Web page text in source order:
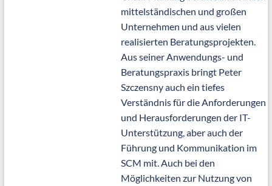
mittelständischen und großen
Unternehmen und aus vielen
realisierten Beratungsprojekten.
Aus seiner Anwendungs- und
Beratungspraxis bringt Peter
Szczensny auch ein tiefes
Verständnis für die Anforderungen
und Herausforderungen der IT-
Unterstützung, aber auch der
Führung und Kommunikation im
SCM mit. Auch bei den
Möglichkeiten zur Nutzung von